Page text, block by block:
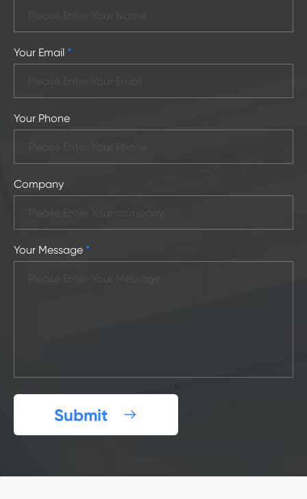
Your Email *
Your Phone
Company
Your Message *
Submit 